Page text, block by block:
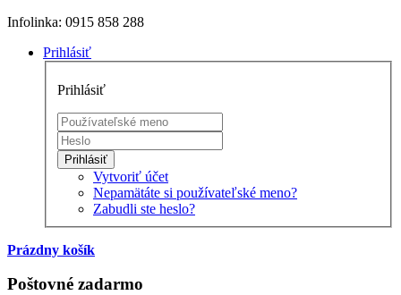
Infolinka: 0915 858 288
Prihlásiť
Prihlásiť
Prihlásiť
Vytvoriť účet
Nepamätáte si používateľské meno?
Zabudli ste heslo?
Prázdny košík
Poštovné zadarmo